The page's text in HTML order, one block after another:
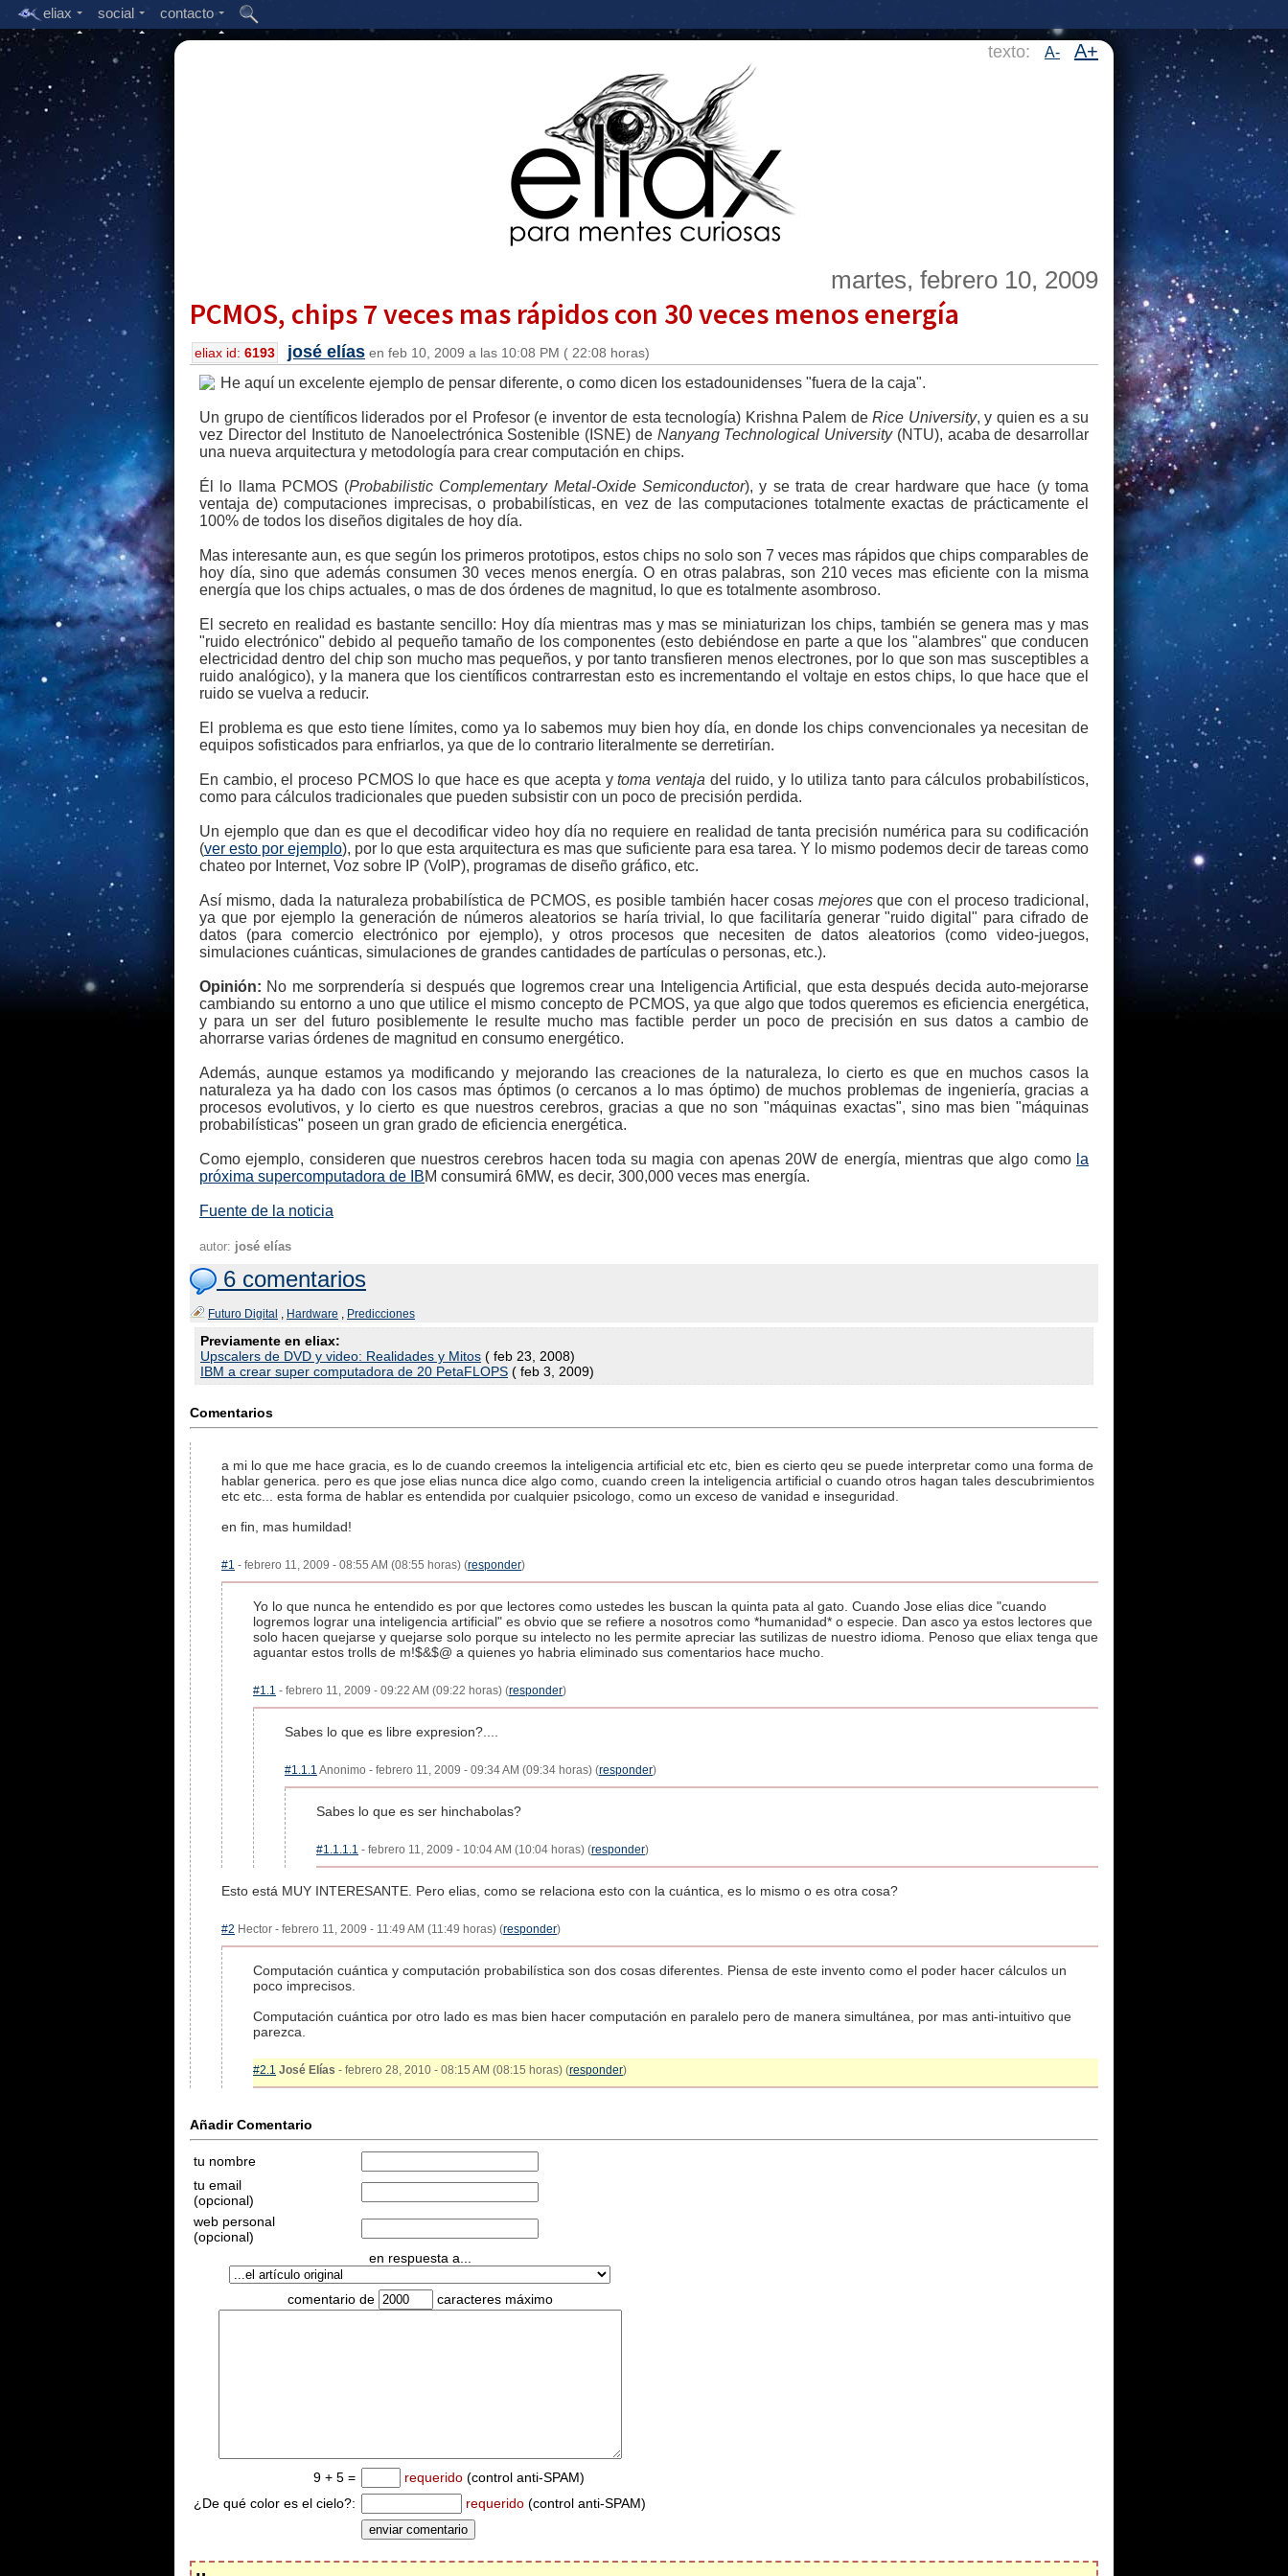
eliax social contacto
texto: A- A+
martes, febrero 10, 2009
PCMOS, chips 7 veces mas rápidos con 30 veces menos energía
eliax id: 6193 josé elías en feb 10, 2009 a las 10:08 PM ( 22:08 horas)
He aquí un excelente ejemplo de pensar diferente, o como dicen los estadounidenses "fuera de la caja".
Un grupo de científicos liderados por el Profesor (e inventor de esta tecnología) Krishna Palem de Rice University, y quien es a su
vez Director del Instituto de Nanoelectrónica Sostenible (ISNE) de Nanyang Technological University(NTU), acaba de desarrollar
una nueva arquitectura y metodología para crear computación en chips.
Él lo llama PCMOS (Probabilistic Complementary Metal-Oxide Semiconductor), y se trata de crear hardware que hace (y toma
ventaja de) computaciones imprecisas, o probabilísticas, en vez de las computaciones totalmente exactas de prácticamente el
100% de todos los diseños digitales de hoy día.
Mas interesante aun, es que según los primeros prototipos, estos chips no solo son 7 veces mas rápidos que chips comparables de
hoy día, sino que además consumen 30 veces menos energía. O en otras palabras, son 210 veces mas eficiente con la misma
energía que los chips actuales, o mas de dos órdenes de magnitud, lo que es totalmente asombroso.
El secreto en realidad es bastante sencillo: Hoy día mientras mas y mas se miniaturizan los chips, también se genera mas y mas
"ruido electrónico" debido al pequeño tamaño de los componentes (esto debiéndose en parte a que los "alambres" que conducen
electricidad dentro del chip son mucho mas pequeños, y por tanto transfieren menos electrones, por lo que son mas susceptibles a
ruido analógico), y la manera que los científicos contrarrestan esto es incrementando el voltaje en estos chips, lo que hace que el
ruido se vuelva a reducir.
El problema es que esto tiene límites, como ya lo sabemos muy bien hoy día, en donde los chips convencionales ya necesitan de
equipos sofisticados para enfriarlos, ya que de lo contrario literalmente se derretirían.
En cambio, el proceso PCMOS lo que hace es que acepta ytoma ventaja del ruido, y lo utiliza tanto para cálculos probabilísticos,
como para cálculos tradicionales que pueden subsistir con un poco de precisión perdida.
Un ejemplo que dan es que el decodificar video hoy día no requiere en realidad de tanta precisión numérica para su codificación
(ver esto por ejemplo), por lo que esta arquitectura es mas que suficiente para esa tarea. Y lo mismo podemos decir de tareas como
chateo por Internet, Voz sobre IP (VoIP), programas de diseño gráfico, etc.
Así mismo, dada la naturaleza probabilística de PCMOS, es posible también hacer cosas mejoresque con el proceso tradicional,
ya que por ejemplo la generación de números aleatorios se haría trivial, lo que facilitaría generar "ruido digital" para cifrado de
datos (para comercio electrónico por ejemplo), y otros procesos que necesiten de datos aleatorios (como video-juegos,
simulaciones cuánticas, simulaciones de grandes cantidades de partículas o personas, etc.).
Opinión: No me sorprendería si después que logremos crear una Inteligencia Artificial, que esta después decida auto-mejorarse
cambiando su entorno a uno que utilice el mismo concepto de PCMOS, ya que algo que todos queremos es eficiencia energética,
y para un ser del futuro posiblemente le resulte mucho mas factible perder un poco de precisión en sus datos a cambio de
ahorrarse varias órdenes de magnitud en consumo energético.
Además, aunque estamos ya modificando y mejorando las creaciones de la naturaleza, lo cierto es que en muchos casos la
naturaleza ya ha dado con los casos mas óptimos (o cercanos a lo mas óptimo) de muchos problemas de ingeniería, gracias a
procesos evolutivos, y lo cierto es que nuestros cerebros, gracias a que no son "máquinas exactas", sino mas bien "máquinas
probabilísticas" poseen un gran grado de eficiencia energética.
Como ejemplo, consideren que nuestros cerebros hacen toda su magia con apenas 20W de energía, mientras que algo como la
próxima supercomputadora de IBM consumirá 6MW, es decir, 300,000 veces mas energía.
Fuente de la noticia
autor: josé elías
6 comentarios
Futuro Digital , Hardware , Predicciones
Previamente en eliax:
Upscalers de DVD y video: Realidades y Mitos ( feb 23, 2008)
IBM a crear super computadora de 20 PetaFLOPS ( feb 3, 2009)
Comentarios
a mi lo que me hace gracia, es lo de cuando creemos la inteligencia artificial etc etc, bien es cierto qeu se puede interpretar como una forma de
hablar generica. pero es que jose elias nunca dice algo como, cuando creen la inteligencia artificial o cuando otros hagan tales descubrimientos
etc etc... esta forma de hablar es entendida por cualquier psicologo, como un exceso de vanidad e inseguridad.
en fin, mas humildad!
#1 - febrero 11, 2009 - 08:55 AM (08:55 horas) (responder)
Yo lo que nunca he entendido es por que lectores como ustedes les buscan la quinta pata al gato. Cuando Jose elias dice "cuando
logremos lograr una inteligencia artificial" es obvio que se refiere a nosotros como *humanidad* o especie. Dan asco ya estos lectores que
solo hacen quejarse y quejarse solo porque su intelecto no les permite apreciar las sutilizas de nuestro idioma. Penoso que eliax tenga que
aguantar estos trolls de m!$&$@ a quienes yo habria eliminado sus comentarios hace mucho.
#1.1 - febrero 11, 2009 - 09:22 AM (09:22 horas) (responder)
Sabes lo que es libre expresion?....
#1.1.1 Anonimo - febrero 11, 2009 - 09:34 AM (09:34 horas) (responder)
Sabes lo que es ser hinchabolas?
#1.1.1.1 - febrero 11, 2009 - 10:04 AM (10:04 horas) (responder)
Esto está MUY INTERESANTE. Pero elias, como se relaciona esto con la cuántica, es lo mismo o es otra cosa?
#2 Hector - febrero 11, 2009 - 11:49 AM (11:49 horas) (responder)
Computación cuántica y computación probabilística son dos cosas diferentes. Piensa de este invento como el poder hacer cálculos un
poco imprecisos.
Computación cuántica por otro lado es mas bien hacer computación en paralelo pero de manera simultánea, por mas anti-intuitivo que
parezca.
#2.1 José Elías - febrero 28, 2010 - 08:15 AM (08:15 horas) (responder)
Añadir Comentario
tu nombre
tu email
(opcional)
web personal
(opcional)
en respuesta a...
comentario de caracteres máximo
9 + 5 = requerido (control anti-SPAM)
¿De qué color es el cielo?:
requerido (control anti-SPAM)